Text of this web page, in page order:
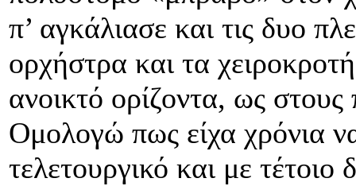
π’ αγκάλιασε και τις δυο
ορχήστρα και τα
ανοικτό ορίζοντα, ως
Ομολογώ πως είχα χρόνια
τελετουργικό και με